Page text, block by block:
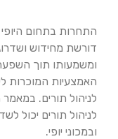
התחרות בתחום
דורשת מחידוש
ומשמעותו תוך
האמצעיות המוכרות
לניהול תורים.
לניהול תורים יכול
ובמכוני יופי.